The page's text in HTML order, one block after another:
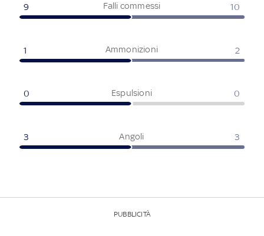
Falli commessi
9 10
Ammonizioni
1 2
Espulsioni
0 0
Angoli
3 3
PUBBLICITÀ